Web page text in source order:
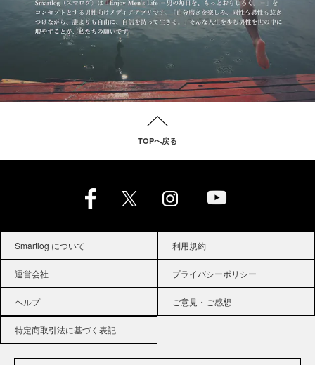
TOPへ戻る
Smartlog について 利用規約
運営会社 プライバシーポリシー
ヘルプ ご意見・ご感想
特定商取引法に基づく表記